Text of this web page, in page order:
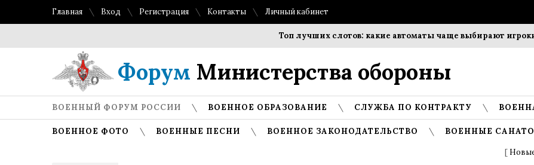
Главная Вход Регистрация Контакты Личный кабинет
Топ лучших слотов: какие автоматы чаще выбирают игроки?
Форум Министерства обороны
ВОЕННЫЙ ФОРУМ РОССИИ ВОЕННОЕ ОБРАЗОВАНИЕ СЛУЖБА ПО КОНТРАКТУ
ВОЕННОЕ ФОТО ВОЕННЫЕ ПЕСНИ ВОЕННОЕ ЗАКОНОДАТЕЛЬСТВО ВОЕННЫЕ
[